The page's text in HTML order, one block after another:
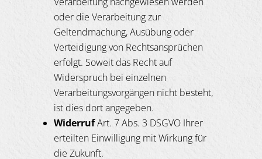
oder die Verarbeitung zur
Geltendmachung, Ausübung oder
Verteidigung von Rechtsansprüchen
erfolgt. Soweit das Recht auf
Widerspruch bei einzelnen
Verarbeitungsvorgängen nicht besteht,
ist dies dort angegeben.
WiderrufArt. 7 Abs. 3 DSGVO Ihrer
erteilten Einwilligung mit Wirkung für
die Zukunft.